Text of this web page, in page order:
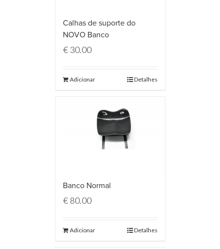
Calhas de suporte do
NOVO Banco
€30.00
Adicionar Detalhes
Banco Normal
€80.00
Adicionar Detalhes